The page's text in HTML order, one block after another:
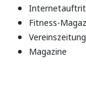
Fitness-
Magazine